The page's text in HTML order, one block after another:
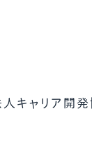
キャリア開発